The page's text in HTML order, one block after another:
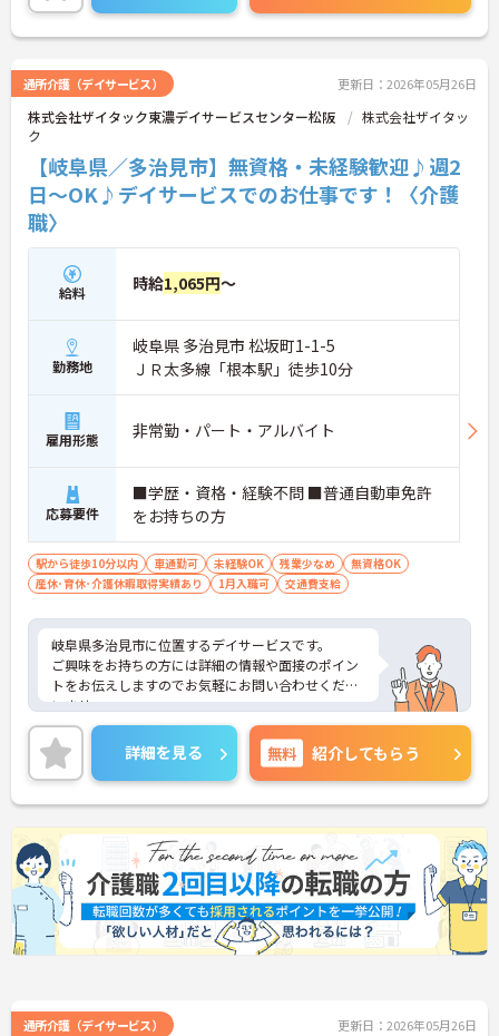
通所介護（デイサービス） 更新日：2026年05月26日
株式会社ザイタック東濃デイサービスセンター松阪
株式会社ザイタッ
ク
【岐阜県／多治見市】無資格・未経験歓迎♪週2
日～OK♪デイサービスでのお仕事です！〈介護
職〉
給料 時給1,065円～
勤務地
岐阜県 多治見市 松坂町1-1-5
ＪＲ太多線「根本駅」徒歩10分
雇用形態 非常勤・パート・アルバイト
応募要件
■学歴・資格・経験不問 ■普通自動車免許
をお持ちの方
駅から徒歩10分以内 車通勤可 未経験OK 残業少なめ
無資格OK
産休･育休･介護休暇取得実績あり
1月入職可 交通費支給
岐阜県多治見市に位置するデイサービスです。
ご興味をお持ちの方には詳細の情報や面接のポイン
トをお伝えしますのでお気軽にお問い合わせくださ
いませ。
詳細を見る 無料 紹介してもらう
通所介護（デイサービス） 更新日：2026年05月26日